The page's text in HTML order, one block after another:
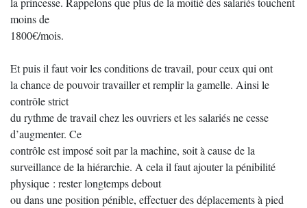
moins de
1800€/mois.
Et puis il faut voir les conditions de travail, pour ceux qui ont
la chance de pouvoir travailler et remplir la gamelle. Ainsi le
contrôle strict
du rythme de travail chez les ouvriers et les salariés ne cesse
d’augmenter. Ce
contrôle est imposé soit par la machine, soit à cause de la
surveillance de la hiérarchie. A cela il faut ajouter la pénibilité
physique : rester longtemps debout
ou dans une position pénible, effectuer des déplacements à pied